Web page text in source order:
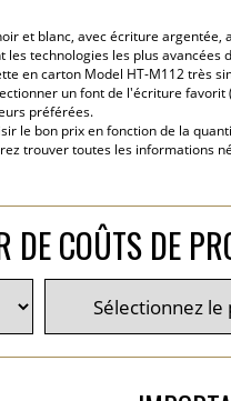
et blanc, avec écriture
technologies les plus
en carton Model HT-M112 très
un font de l'écriture
préférées.
le bon prix en fonction de la
trouver toutes les informations
DE COÛTS DE